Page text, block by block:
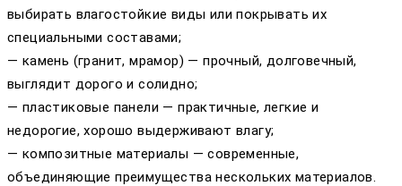
выбирать влагостойкие виды или покрывать их
специальными составами;
— камень (гранит, мрамор) — прочный, долговечный,
выглядит дорого и солидно;
— пластиковые панели — практичные, легкие и
недорогие, хорошо выдерживают влагу;
— композитные материалы — современные,
объединяющие преимущества нескольких материалов.